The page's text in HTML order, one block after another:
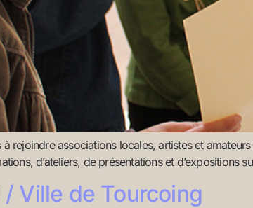
rejoindre associations locales, artistes et
d’ateliers, de présentations et d’expositions
/ Ville de Tourcoing